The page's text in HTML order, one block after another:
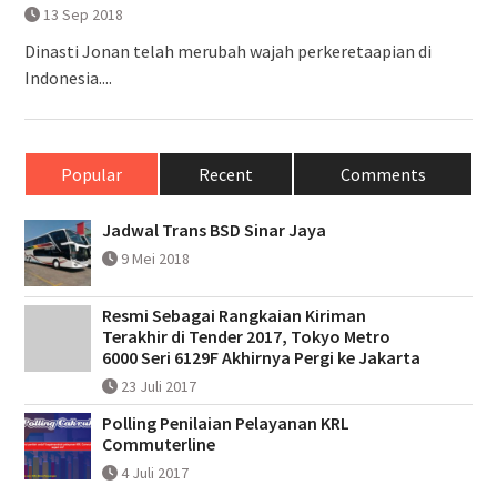
13 Sep 2018
Dinasti Jonan telah merubah wajah perkeretaapian di
Indonesia....
Popular Recent Comments
Jadwal Trans BSD Sinar Jaya
9 Mei 2018
Resmi Sebagai Rangkaian Kiriman
Terakhir di Tender 2017, Tokyo Metro
6000 Seri 6129F Akhirnya Pergi ke Jakarta
23 Juli 2017
Polling Penilaian Pelayanan KRL
Commuterline
4 Juli 2017